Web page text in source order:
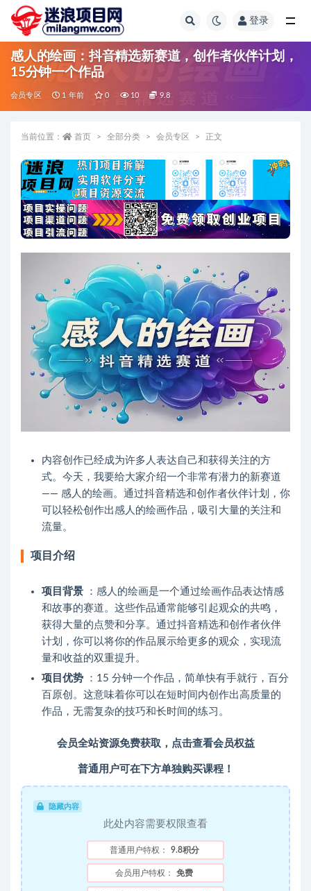
登录
感人的绘画：抖音精选新赛道，创作者伙伴计划，
15分钟一个作品
会员专区 1 年前 0 10 9.8
当前位置： 首页 全部分类 会员专区 正文
内容创作已经成为许多人表达自己和获得关注的方
式。今天，我要给大家介绍一个非常有潜力的新赛道
—— 感人的绘画。通过抖音精选和创作者伙伴计划，你
可以轻松创作出感人的绘画作品，吸引大量的关注和
流量。
项目介绍
项目背景 ：感人的绘画是一个通过绘画作品表达情感
和故事的赛道。这些作品通常能够引起观众的共鸣，
获得大量的点赞和分享。通过抖音精选和创作者伙伴
计划，你可以将你的作品展示给更多的观众，实现流
量和收益的双重提升。
项目优势 ：15 分钟一个作品，简单快有手就行，百分
百原创。这意味着你可以在短时间内创作出高质量的
作品，无需复杂的技巧和长时间的练习。
会员全站资源免费获取，点击查看会员权益
普通用户可在下方单独购买课程！
隐藏内容
此处内容需要权限查看
普通用户特权： 9.8积分
会员用户特权： 免费
全部